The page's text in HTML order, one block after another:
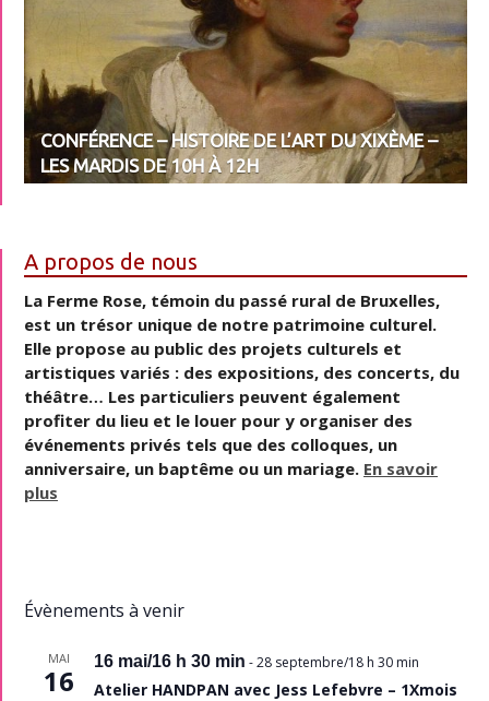
CONFÉRENCE – HISTOIRE DE L’ART DU XIXÈME –
LES MARDIS DE 10H À 12H
A propos de nous
La Ferme Rose, témoin du passé rural de Bruxelles,
est un trésor unique de notre patrimoine culturel.
Elle propose au public des projets culturels et
artistiques variés : des expositions, des concerts, du
théâtre… Les particuliers peuvent également
profiter du lieu et le louer pour y organiser des
événements privés tels que des colloques, un
anniversaire, un baptême ou un mariage. En savoir
plus
Évènements à venir
MAI
16
16 mai/16 h 30 min -28 septembre/18 h 30 min
Atelier HANDPAN avec Jess Lefebvre – 1Xmois